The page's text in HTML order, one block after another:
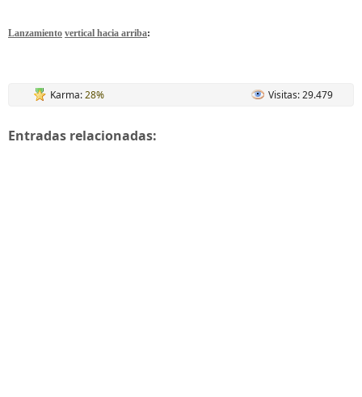
Lanzamiento vertical hacia arriba:
Karma:28% Visitas: 29.479
Entradas relacionadas: